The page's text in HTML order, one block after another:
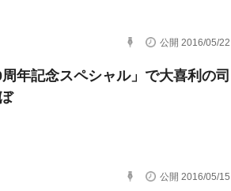
公開 2016/05/22
年記念スペシャル」で大喜利の司
公開 2016/05/15